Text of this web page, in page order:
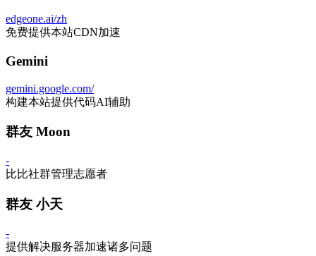
edgeone.ai/zh
免费提供本站CDN加速
Gemini
gemini.google.com/
构建本站提供代码AI辅助
群友 Moon
-
比比社群管理志愿者
群友 小天
-
提供解决服务器加速诸多问题